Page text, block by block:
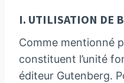
I. UTILISATION DE
Comme mentionné
constituent l’unité
éditeur Gutenberg.